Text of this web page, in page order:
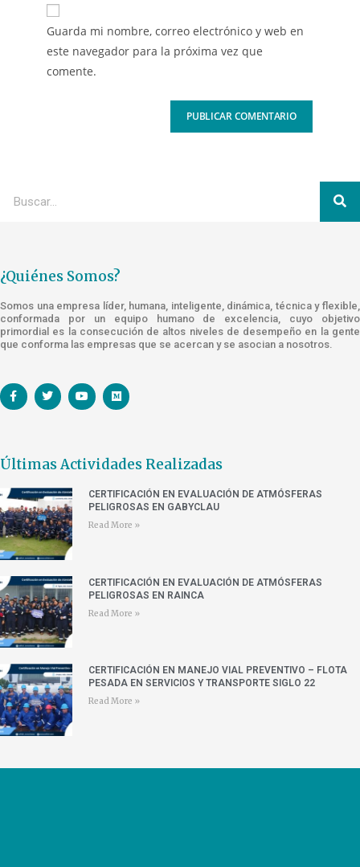
Guarda mi nombre, correo electrónico y web en
este navegador para la próxima vez que
comente.
¿Quiénes Somos?
Somos una empresa líder, humana, inteligente, dinámica, técnica y flexible,
conformada por un equipo humano de excelencia, cuyo objetivo
primordial es la consecución de altos niveles de desempeño en la gente
que conforma las empresas que se acercan y se asocian a nosotros.
Últimas Actividades Realizadas
CERTIFICACIÓN EN EVALUACIÓN DE ATMÓSFERAS
PELIGROSAS EN GABYCLAU
Read More »
CERTIFICACIÓN EN EVALUACIÓN DE ATMÓSFERAS
PELIGROSAS EN RAINCA
Read More »
CERTIFICACIÓN EN MANEJO VIAL PREVENTIVO – FLOTA
PESADA EN SERVICIOS Y TRANSPORTE SIGLO 22
Read More »